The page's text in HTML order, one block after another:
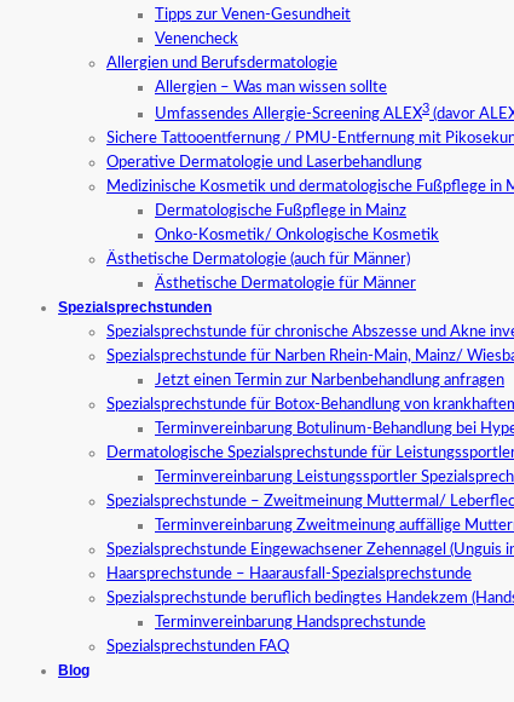
Tipps zur Venen-Gesundheit
Venencheck
Allergien und Berufsdermatologie
Allergien – Was man wissen sollte
Umfassendes Allergie-Screening ALEX3 (davor
Sichere Tattooentfernung / PMU-Entfernung mit
Operative Dermatologie und Laserbehandlung
Medizinische Kosmetik und dermatologische Fußpflege in
Dermatologische Fußpflege in Mainz
Onko-Kosmetik/ Onkologische Kosmetik
Ästhetische Dermatologie (auch für Männer)
Ästhetische Dermatologie für Männer
Spezialsprechstunden
Spezialsprechstunde für chronische Abszesse und Akne
Spezialsprechstunde für Narben Rhein-Main, Mainz/
Jetzt einen Termin zur Narbenbehandlung anfragen
Spezialsprechstunde für Botox-Behandlung von
Terminvereinbarung Botulinum-Behandlung bei
Dermatologische Spezialsprechstunde für
Terminvereinbarung Leistungssportler
Spezialsprechstunde – Zweitmeinung Muttermal/
Terminvereinbarung Zweitmeinung auffällige
Spezialsprechstunde Eingewachsener Zehennagel (Unguis
Haarsprechstunde – Haarausfall-Spezialsprechstunde
Spezialsprechstunde beruflich bedingtes Handekzem
Terminvereinbarung Handsprechstunde
Spezialsprechstunden FAQ
Blog